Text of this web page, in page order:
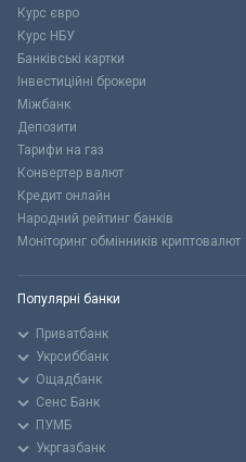
Курс євро
Курс НБУ
Банківські картки
Інвестиційні брокери
Міжбанк
Депозити
Тарифи на газ
Конвертер валют
Кредит онлайн
Народний рейтинг банків
Моніторинг обмінників криптовалют
Популярні банки
Приватбанк
Укрсиббанк
Ощадбанк
Сенс Банк
ПУМБ
Укргазбанк